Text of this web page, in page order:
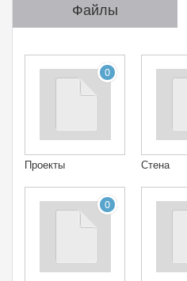
Файлы
0
Проекты Стена
0